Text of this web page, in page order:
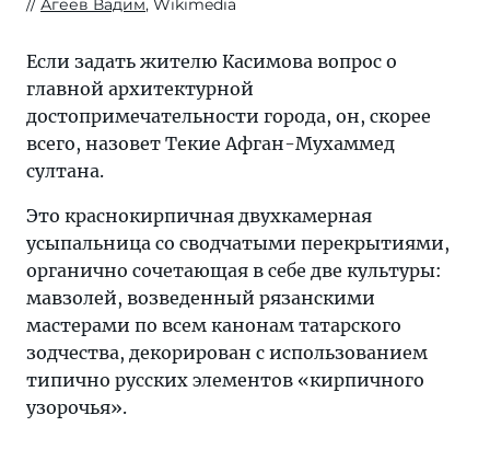
Если задать жителю Касимова вопрос о
главной архитектурной
достопримечательности города, он, скорее
всего, назовет Текие Афган-Мухаммед
султана.
Это краснокирпичная двухкамерная
усыпальница со сводчатыми перекрытиями,
органично сочетающая в себе две культуры:
мавзолей, возведенный рязанскими
мастерами по всем канонам татарского
зодчества, декорирован с использованием
типично русских элементов «кирпичного
узорочья».